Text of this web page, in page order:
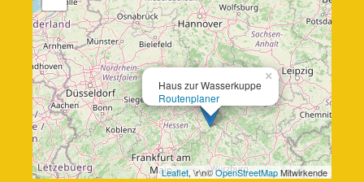
Haus zur Wasserkuppe
Routenplaner
×
Leaflet, \r\n©OpenStreetMapMitwirkende